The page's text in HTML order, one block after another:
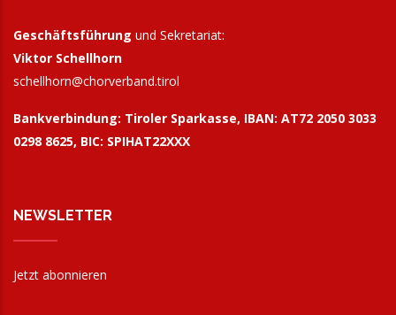
Geschäftsführung und Sekretariat:
Viktor Schellhorn
schellhorn@chorverband.tirol
Bankverbindung: Tiroler Sparkasse, IBAN: AT72 2050 3033
0298 8625, BIC: SPIHAT22XXX
NEWSLETTER
Jetzt abonnieren